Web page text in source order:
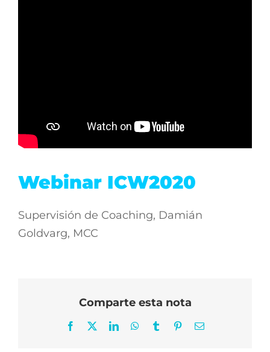
Webinar ICW2020
Supervisión de Coaching, Damián
Goldvarg, MCC
Comparte esta nota
Facebook LinkedInWhatsApp
Tumblr PinterestCorreo